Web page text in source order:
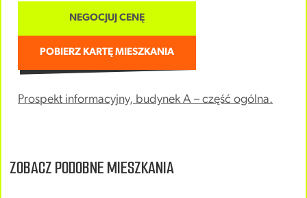
NEGOCJUJ CENĘ
POBIERZ KARTĘ MIESZKANIA
Prospekt informacyjny, budynek A – część ogólna.
ZOBACZ PODOBNE MIESZKANIA